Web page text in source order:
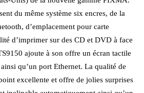
du même système six encres, de la
d’emplacement pour carte
d’imprimer sur des CD et DVD à face
ajoute à son offre un écran tactile
qu’un port Ethernet. La qualité de
excellente et offre de jolies surprises